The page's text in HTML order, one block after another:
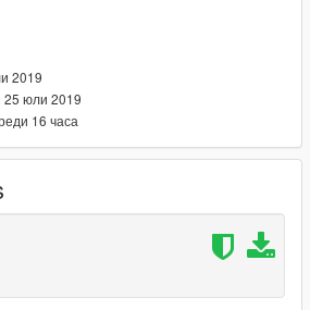
2019
25 юли 2019
16 часа